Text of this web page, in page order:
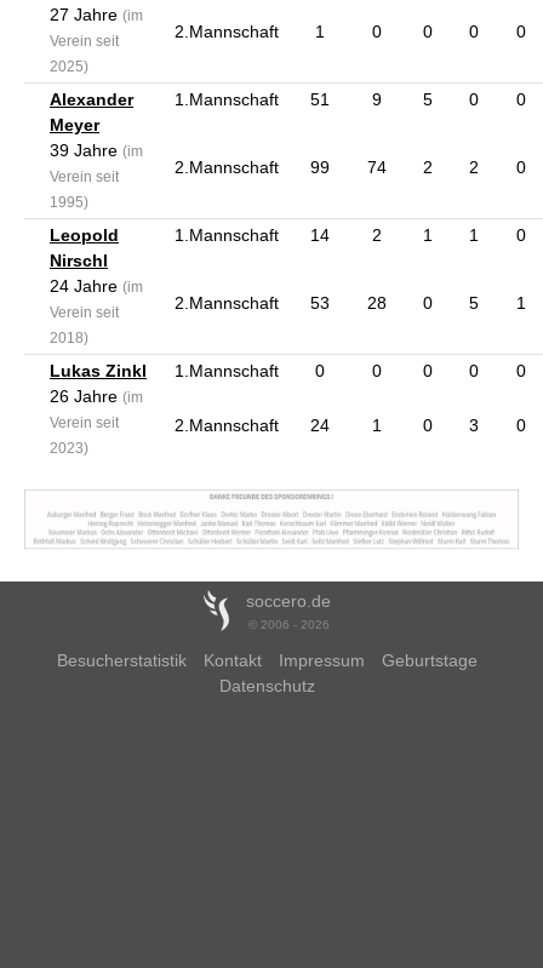
27 Jahre (im
Verein seit
2025)
2.Mannschaft 1 0 0 0 0
Alexander
Meyer
39 Jahre (im
Verein seit
1995)
1.Mannschaft 51 9 5 0 0
2.Mannschaft 99 74 2 2 0
Leopold
Nirschl
24 Jahre (im
Verein seit
2018)
1.Mannschaft 14 2 1 1 0
2.Mannschaft 53 28 0 5 1
Lukas Zinkl
26 Jahre (im
Verein seit
2023)
1.Mannschaft 0 0 0 0 0
2.Mannschaft 24 1 0 3 0
soccero.de
© 2006 - 2026
Besucherstatistik Kontakt Impressum
Geburtstage
Datenschutz